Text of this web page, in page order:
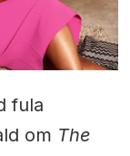
fula
om The